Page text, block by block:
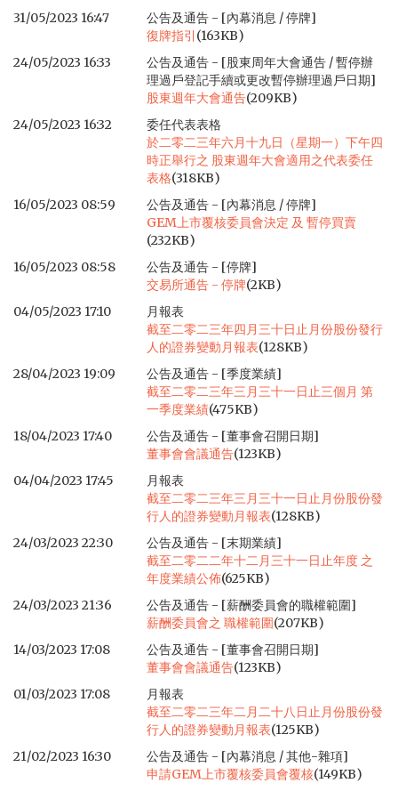
31/05/2023 16:47
公告及通告 - [內幕消息 / 停牌]
復牌指引 (163KB)
24/05/2023 16:33
公告及通告 - [股東周年大會通告 / 暫停辦
理過戶登記手續或更改暫停辦理過戶日期]
股東週年大會通告(209KB)
24/05/2023 16:32
委任代表表格
於二零二三年六月十九日（星期一）下午四
時正舉行之 股東週年大會適用之代表委任
表格(318KB)
16/05/2023 08:59
公告及通告 - [內幕消息 / 停牌]
GEM上市覆核委員會決定 及 暫停買賣
(232KB)
16/05/2023 08:58
公告及通告 - [停牌]
交易所通告 - 停牌(2KB)
04/05/2023 17:10
月報表
截至二零二三年四月三十日止月份股份發行
人的證券變動月報表(128KB)
28/04/2023 19:09
公告及通告 - [季度業績]
截至二零二三年三月三十一日止三個月 第
一季度業績(475KB)
18/04/2023 17:40
公告及通告 - [董事會召開日期]
董事會會議通告(123KB)
04/04/2023 17:45
月報表
截至二零二三年三月三十一日止月份股份發
行人的證券變動月報表(128KB)
24/03/2023 22:30
公告及通告 - [末期業績]
截至二零二二年十二月三十一日止年度 之
年度業績公佈(625KB)
24/03/2023 21:36
公告及通告 - [薪酬委員會的職權範圍]
薪酬委員會之 職權範圍(207KB)
14/03/2023 17:08
公告及通告 - [董事會召開日期]
董事會會議通告(123KB)
01/03/2023 17:08
月報表
截至二零二三年二月二十八日止月份股份發
行人的證券變動月報表(125KB)
21/02/2023 16:30
公告及通告 - [內幕消息 / 其他-雜項]
申請GEM上市覆核委員會覆核(149KB)